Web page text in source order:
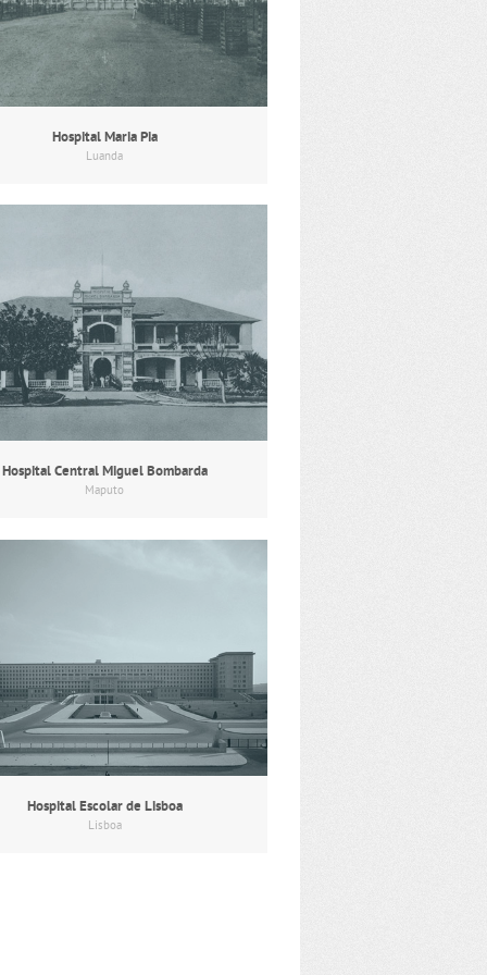
Hospital Maria Pia
Luanda
Hospital Central Miguel Bombarda
Maputo
Hospital Escolar de Lisboa
Lisboa